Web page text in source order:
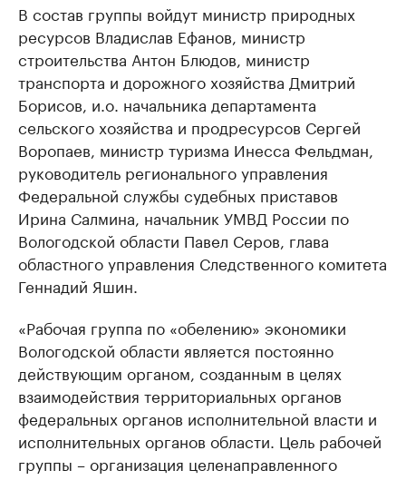
В состав группы войдут министр природных
ресурсов Владислав Ефанов, министр
строительства Антон Блюдов, министр
транспорта и дорожного хозяйства Дмитрий
Борисов, и.о. начальника департамента
сельского хозяйства и продресурсов Сергей
Воропаев, министр туризма Инесса Фельдман,
руководитель регионального управления
Федеральной службы судебных приставов
Ирина Салмина, начальник УМВД России по
Вологодской области Павел Серов, глава
областного управления Следственного комитета
Геннадий Яшин.
«Рабочая группа по «обелению» экономики
Вологодской области является постоянно
действующим органом, созданным в целях
взаимодействия территориальных органов
федеральных органов исполнительной власти и
исполнительных органов области. Цель рабочей
группы – организация целенаправленного